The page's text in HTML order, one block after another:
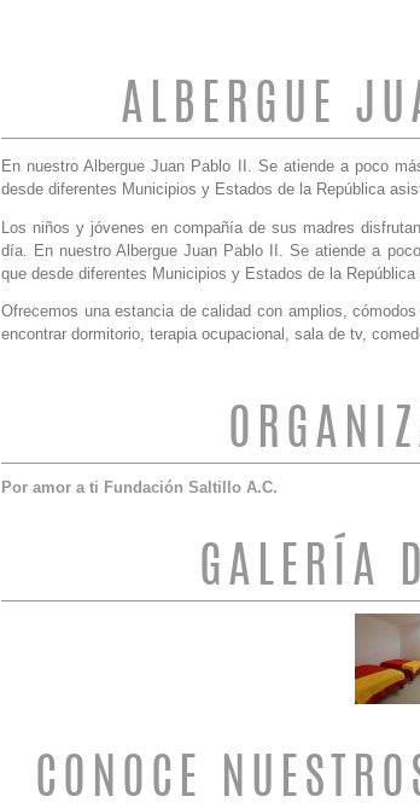
ALBERGUE
En nuestro Albergue Juan Pablo II. Se atiende a poco
desde diferentes Municipios y Estados de la República
Los niños y jóvenes en compañía de sus madres
día. En nuestro Albergue Juan Pablo II. Se atiende a
que desde diferentes Municipios y Estados de la
Ofrecemos una estancia de calidad con amplios,
encontrar dormitorio, terapia ocupacional, sala de tv,
Por amor a ti Fundación Saltillo A.C.
GALERÍA
CONOCE